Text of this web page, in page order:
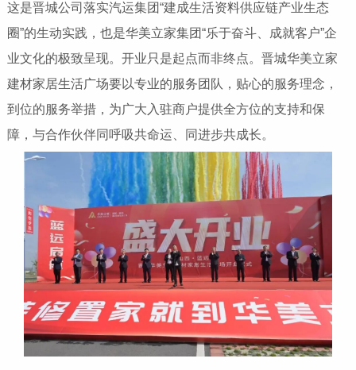
这是晋城公司落实汽运集团“建成生活资料供应链产业生态
圈”的生动实践，也是华美立家集团“乐于奋斗、成就客户”企
业文化的极致呈现。开业只是起点而非终点。晋城华美立家
建材家居生活广场要以专业的服务团队，贴心的服务理念，
到位的服务举措，为广大入驻商户提供全方位的支持和保
障，与合作伙伴同呼吸共命运、同进步共成长。